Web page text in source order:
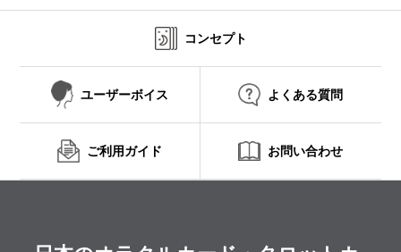
コンセプト
ユーザーボイス よくある質問
ご利用ガイド お問い合わせ